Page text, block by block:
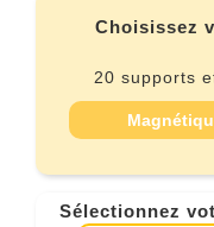
Choisissez
20 supports
Sélectionnez